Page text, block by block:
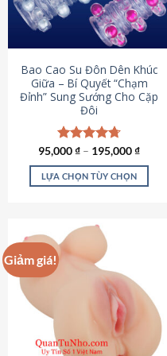
Bao Cao Su Đôn Dên Khúc
Giữa – Bí Quyết “Chạm
Đỉnh” Sung Sướng Cho Cặp
Đôi
Được xếp
hạng4.70
5 sao
95,000₫ – 195,000₫
LỰA CHỌN TÙY CHỌN
này
nhiều
biến
thể.
chọn
Giảm giá!